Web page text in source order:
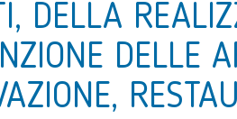
DELLA
DELLE